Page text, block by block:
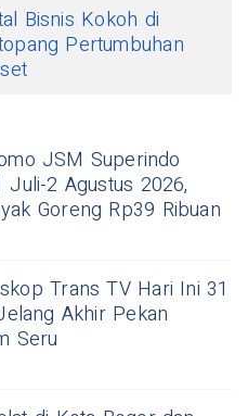
Bisnis Kokoh di
Pertumbuhan
JSM Superindo
2 Agustus 2026,
Goreng Rp39 Ribuan
Trans TV Hari Ini 31
Akhir Pekan
Seru